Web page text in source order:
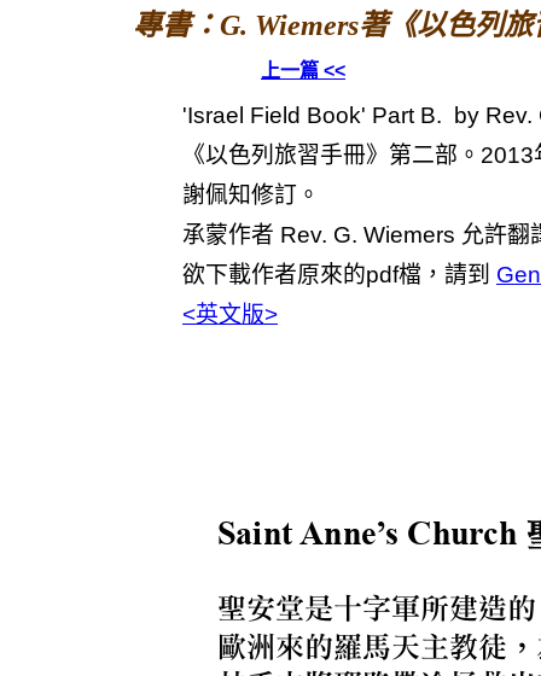
專書：G. Wiemers著《以色列
上一篇 <<
'Israel Field Book' Part B. by Rev.
《以色列旅習手冊》第二部。
謝佩知修訂。
承蒙作者 Rev. G. Wiemers 允許翻
欲下載作者原來的pdf檔，請到
<英文版>